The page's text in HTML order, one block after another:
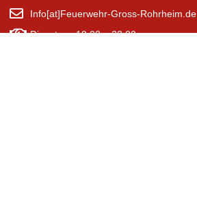
Info[at]Feuerwehr-Gross-Rohrheim.de
Dienstags 19:00 ~ 22:00